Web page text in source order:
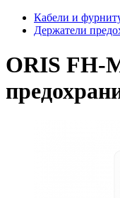
Кабели и
Держатели
ORIS FH-